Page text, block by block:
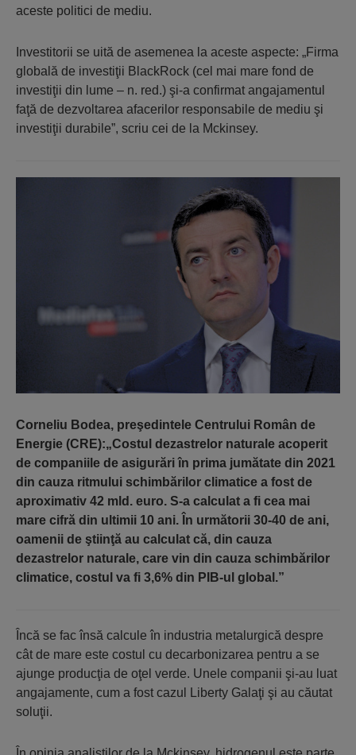
aceste politici de mediu.
Investitorii se uită de asemenea la aceste aspecte: „Firma
globală de investiţii BlackRock (cel mai mare fond de
investiţii din lume – n. red.) şi-a confirmat angajamentul
faţă de dezvoltarea afacerilor responsabile de mediu şi
investiţii durabile”, scriu cei de la Mckinsey.
Corneliu Bodea, preşedintele Centrului Român de
Energie (CRE):„Costul dezastrelor naturale acoperit
de companiile de asigurări în prima jumătate din 2021
din cauza ritmului schimbărilor climatice a fost de
aproximativ 42 mld. euro. S-a calculat a fi cea mai
mare cifră din ultimii 10 ani. În următorii 30-40 de ani,
oamenii de ştiinţă au calculat că, din cauza
dezastrelor naturale, care vin din cauza schimbărilor
climatice, costul va fi 3,6% din PIB-ul global.”
Încă se fac însă calcule în industria metalurgică despre
cât de mare este costul cu decarbonizarea pentru a se
ajunge producţia de oţel verde. Unele companii şi-au luat
angajamente, cum a fost cazul Liberty Galaţi şi au căutat
soluţii.